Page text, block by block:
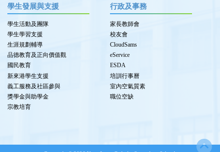
學生發展與支援
學生活動及團隊
學生學習支援
生涯規劃輔導
品德教育及正向價值觀
國民教育
新來港學生支援
義工服務及社區參與
獎學金與助學金
宗教培育
行政及事務
家長教師會
校友會
CloudSams
eService
ESDA
培訓行事曆
室內空氣質素
職位空缺